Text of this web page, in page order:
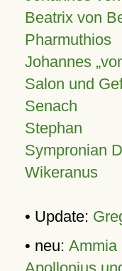
Beatrix von
Pharmuthios
Johannes
Salon und
Senach
Stephan
Sympronian
Wikeranus
• Update:
• neu: Ammia